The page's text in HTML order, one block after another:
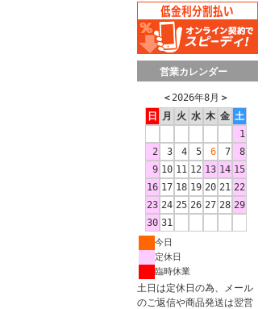
営業カレンダー
＜ 2026年8月 ＞
日
月 火 水 木 金 土
1
2
3 4 5 6 7
8
9 10 11 12 13 14 15
16 17 18 19 20 21 22
23 24 25 26 27 28 29
30 31
今日
定休日
臨時休業
土日は定休日の為、メール
のご返信や商品発送は翌営